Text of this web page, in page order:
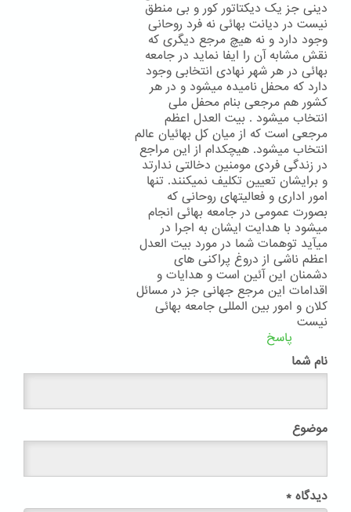
دینی جز یک دیکتاتور کور و بی منطق
نیست در دیانت بهائی نه فرد روحانی
وجود دارد و نه هیچ مرجع دیگری که
نقش مشابه آن را ایفا نماید در جامعه
بهائی در هر شهر نهادی انتخابی وجود
دارد که محفل نامیده میشود و در هر
کشور هم مرجعی بنام محفل ملی
انتخاب میشود . بیت العدل اعظم
مرجعی است که از میان کل بهائیان عالم
انتخاب میشود. هیچکدام از این مراجع
در زندگی فردی مومنین دخالتی ندارتد
و برایشان تعیین تکلیف نمیکنند. تنها
امور اداری و فعالیتهای روحانی که
بصورت عمومی در جامعه بهائی انجام
میشود با هدایت ایشان به اجرا در
میآید توهمات شما در مورد بیت العدل
اعظم ناشی از دروغ پراکنی های
دشمنان این آئین است و هدایات و
اقدامات این مرجع جهانی جز در مسائل
کلان و امور بین المللی جامعه بهائی
نیست
پاسخ
نام شما
موضوع
دیدگاه *